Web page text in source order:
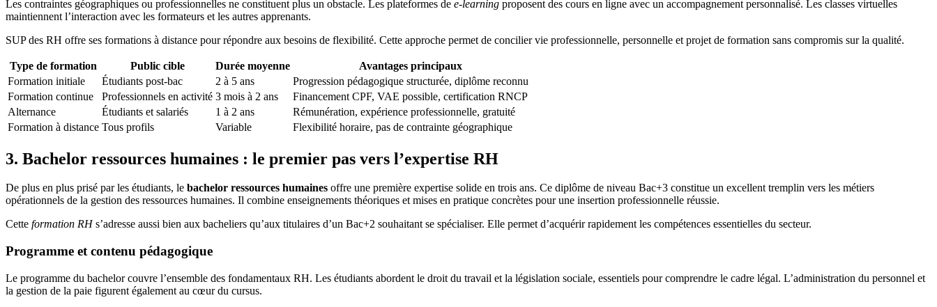
Les contraintes géographiques ou professionnelles ne constituent plus un obstacle. Les plateformes de e-learning proposent des cours en ligne avec un accompagnement personnalisé. Les classes virtuelles
maintiennent l’interaction avec les formateurs et les autres apprenants.
SUP des RH offre ses formations à distance pour répondre aux besoins de flexibilité. Cette approche permet de concilier vie professionnelle, personnelle et projet de formation sans compromis sur la qualité.
Type de formation Public cible Durée moyenne
Avantages principaux
Formation initiale
Étudiants post-bac 2 à 5 ans
Progression pédagogique structurée, diplôme reconnu
Formation continue
Professionnels en activité 3 mois à 2 ans
Financement CPF, VAE possible, certification RNCP
Alternance
Étudiants et salariés 1 à 2 ans
Rémunération, expérience professionnelle, gratuité
Formation à distance Tous profils Variable Flexibilité horaire, pas de contrainte géographique
3. Bachelor ressources humaines : le premier pas vers l’expertise RH
De plus en plus prisé par les étudiants, le bachelor ressources humaines offre une première expertise solide en trois ans. Ce diplôme de niveau Bac+3 constitue un excellent tremplin vers les métiers
opérationnels de la gestion des ressources humaines. Il combine enseignements théoriques et mises en pratique concrètes pour une insertion professionnelle réussie.
Cette formation RHs’adresse aussi bien aux bacheliers qu’aux titulaires d’un Bac+2 souhaitant se spécialiser. Elle permet d’acquérir rapidement les compétences essentielles du secteur.
Programme et contenu pédagogique
Le programme du bachelor couvre l’ensemble des fondamentaux RH. Les étudiants abordent le droit du travail et la législation sociale, essentiels pour comprendre le cadre légal. L’administration du personnel et
la gestion de la paie figurent également au cœur du cursus.